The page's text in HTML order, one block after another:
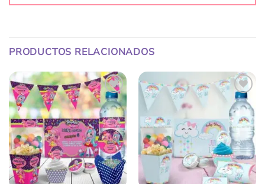
PRODUCTOS RELACIONADOS
Añadir
a la
lista
de
deseos
Añadir
a la
lista
de
deseos